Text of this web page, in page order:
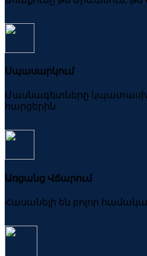
Սպասարկում
Մասնագետները
հարցերին
Առցանց Վճարում
Հասանելի են բոլոր